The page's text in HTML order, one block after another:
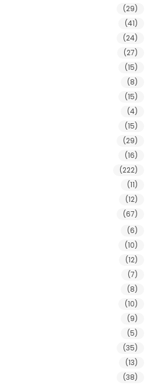
(29)
(41)
(24)
(27)
(15)
(8)
(15)
(4)
(15)
(29)
(16)
(222)
(11)
(12)
(67)
(6)
(10)
(12)
(7)
(8)
(10)
(9)
(5)
(35)
(13)
(38)